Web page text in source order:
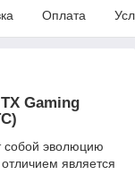
Оплата
Gaming
собой эволюцию
является